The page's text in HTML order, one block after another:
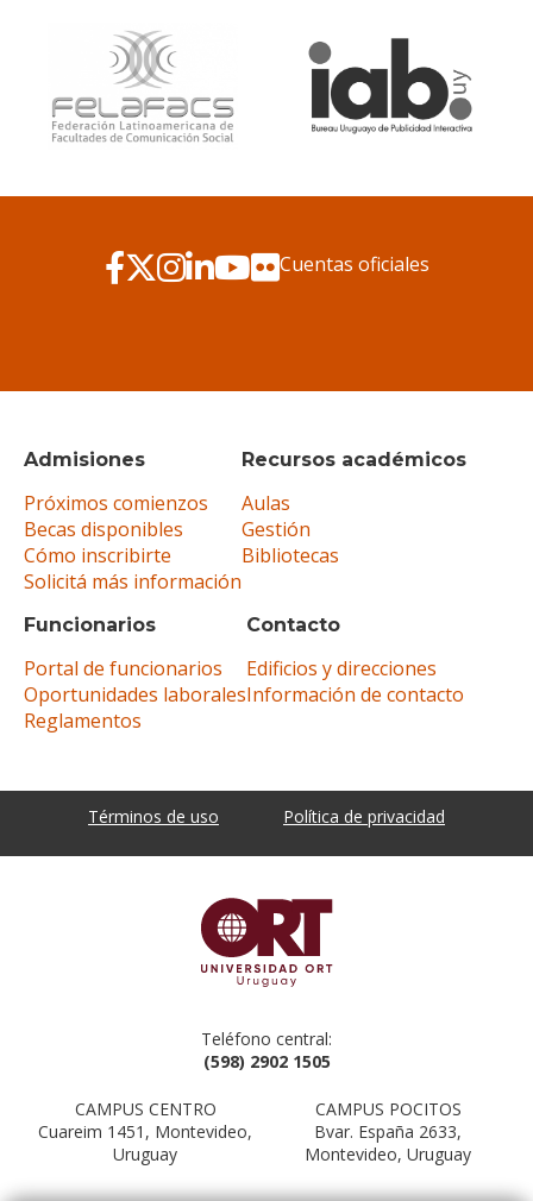
Admisiones
Próximos comienzos
Becas disponibles
Cómo inscribirte
Solicitá más información
Recursos académicos
Aulas
Gestión
Bibliotecas
Funcionarios
Portal de funcionarios
Oportunidades laborales
Reglamentos
Contacto
Edificios y direcciones
Información de contacto
Cuentas oficiales
Términos de uso Política de privacidad
Teléfono central:
(598) 2902 1505
CAMPUS CENTRO
Cuareim 1451, Montevideo,
Uruguay
CAMPUS POCITOS
Bvar. España 2633,
Montevideo, Uruguay